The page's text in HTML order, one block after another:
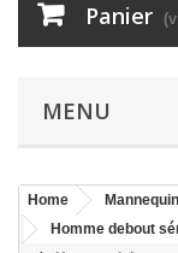
Panier
MENU
Home
Homme debout